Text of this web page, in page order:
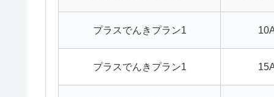
プラスでんきプラン1
プラスでんきプラン1